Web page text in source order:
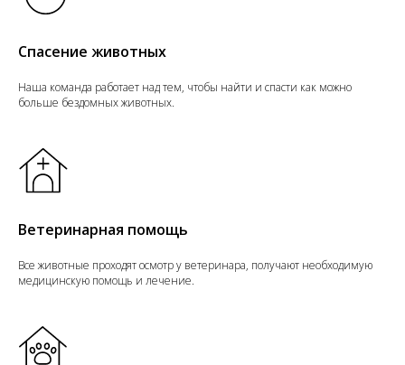
Спасение животных
Наша команда работает над тем, чтобы найти и спасти как можно
больше бездомных животных.
Ветеринарная помощь
Все животные проходят осмотр у ветеринара, получают необходимую
медицинскую помощь и лечение.